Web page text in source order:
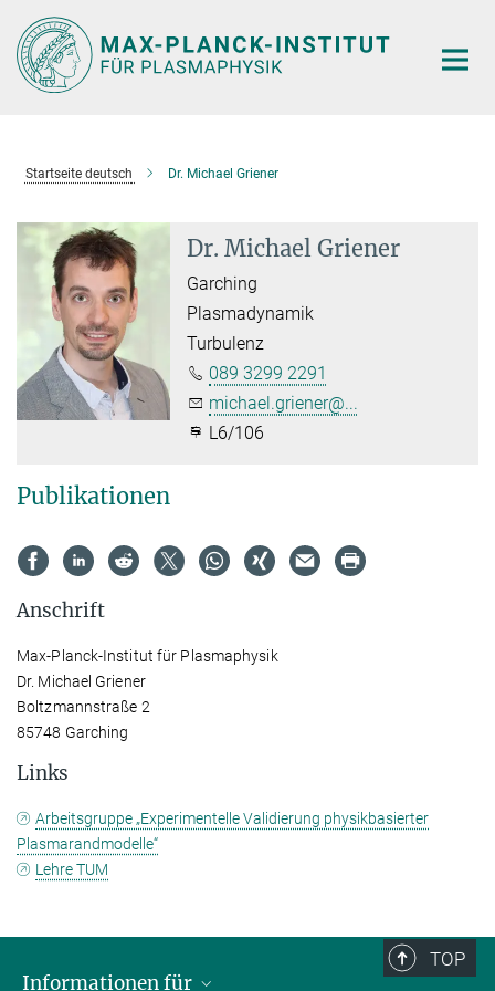
Hauptinhalt
Startseite deutsch Dr. Michael Griener
Dr. Michael Griener
Garching
Plasmadynamik
Turbulenz
089 3299 2291
michael.griener@...
L6/106
Publikationen
Anschrift
Max-Planck-Institut für Plasmaphysik
Dr. Michael Griener
Boltzmannstraße 2
85748 Garching
Links
Arbeitsgruppe „Experimentelle Validierung physikbasierter
Plasmarandmodelle“
Lehre TUM
TOP
Informationen für